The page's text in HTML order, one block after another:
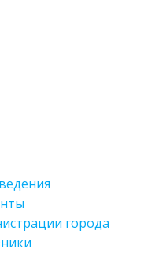
города